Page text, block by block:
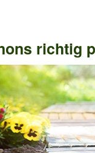
richtig